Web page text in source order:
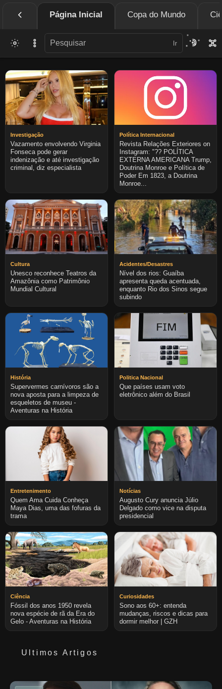
Página Inicial Copa do Mundo
Ir
Investigação
Vazamento envolvendo Virginia
Fonseca pode gerar
indenização e até investigação
criminal, diz especialista
Política Internacional
Revista Relações Exteriores on
Instagram: "?? POLÍTICA
EXTERNA AMERICANA Trump,
Doutrina Monroe e Política de
Poder Em 1823, a Doutrina
Monroe...
Cultura
Unesco reconhece Teatros da
Amazônia como Patrimônio
Mundial Cultural
Acidentes/Desastres
Nível dos rios: Guaíba
apresenta queda acentuada,
enquanto Rio dos Sinos segue
subindo
História
Supervermes carnívoros são a
nova aposta para a limpeza de
esqueletos de museu -
Aventuras na História
Politica Nacional
Que países usam voto
eletrônico além do Brasil
Entretenimento
Quem Ama Cuida Conheça
Maya Dias, uma das fofuras da
trama
Notícias
Augusto Cury anuncia Júlio
Delgado como vice na disputa
presidencial
Ciência
Fóssil dos anos 1950 revela
nova espécie de rã da Era do
Gelo - Aventuras na História
Curiosidades
Sono aos 60+: entenda
mudanças, riscos e dicas para
dormir melhor | GZH
Ultimos Artigos